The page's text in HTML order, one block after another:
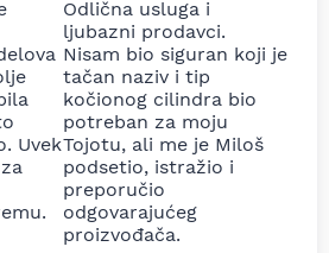
Uvek
Odlična usluga i
ljubazni prodavci.
Nisam bio siguran koji je
tačan naziv i tip
kočionog cilindra bio
potreban za moju
Tojotu, ali me je Miloš
podsetio, istražio i
preporučio
odgovarajućeg
proizvođača.